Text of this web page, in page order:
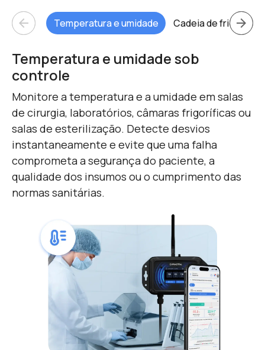
arrow_back Temperatura e umidade Cadeia de frio arrow_forward
Temperatura e umidade sob
controle
Monitore a temperatura e a umidade em salas
de cirurgia, laboratórios, câmaras frigoríficas ou
salas de esterilização. Detecte desvios
instantaneamente e evite que uma falha
comprometa a segurança do paciente, a
qualidade dos insumos ou o cumprimento das
normas sanitárias.